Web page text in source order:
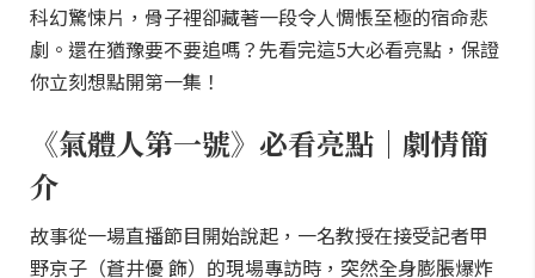
科幻驚悚片，骨子裡卻藏著一段令人惆悵至極的宿命悲
劇。還在猶豫要不要追嗎？先看完這5大必看亮點，保證
你立刻想點開第一集！
《氣體人第一號》必看亮點｜劇情簡
介
故事從一場直播節目開始說起，一名教授在接受記者甲
野京子（蒼井優 飾）的現場專訪時，突然全身膨脹爆炸